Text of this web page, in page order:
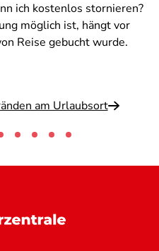
ich kostenlos stornieren?
möglich ist, hängt vor
Reise gebucht wurde.
am Urlaubsort